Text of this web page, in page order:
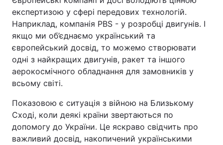
експертизою у сфері передових технологій.
Наприклад, компанія PBS - у розробці двигунів. І
якщо ми об’єднаємо український та
європейський досвід, то можемо створювати
одні з найкращих двигунів, ракет та іншого
аерокосмічного обладнання для замовників у
всьому світі.
Показовою є ситуація з війною на Близькому
Сході, коли деякі країни звертаються по
допомогу до України. Це яскраво свідчить про
важливий досвід, накопичений українськими